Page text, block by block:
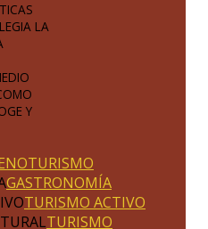
LA
Y
GASTRONOMÍA
TURISMO ACTIVO
TURISMO